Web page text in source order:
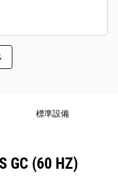
標準設備
GC (60 HZ)